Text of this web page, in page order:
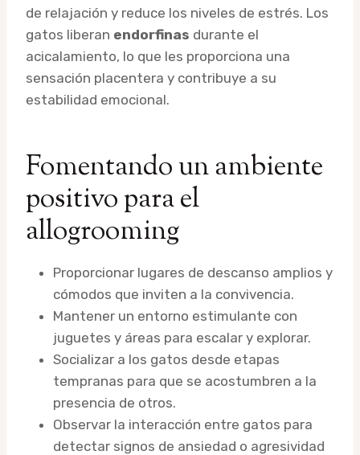
de relajación y reduce los niveles de estrés. Los
gatos liberan endorfinas durante el
acicalamiento, lo que les proporciona una
sensación placentera y contribuye a su
estabilidad emocional.
Fomentando un ambiente
positivo para el
allogrooming
Proporcionar lugares de descanso amplios y
cómodos que inviten a la convivencia.
Mantener un entorno estimulante con
juguetes y áreas para escalar y explorar.
Socializar a los gatos desde etapas
tempranas para que se acostumbren a la
presencia de otros.
Observar la interacción entre gatos para
detectar signos de ansiedad o agresividad